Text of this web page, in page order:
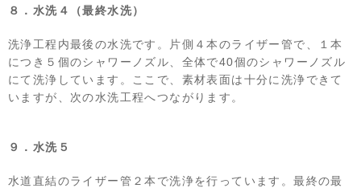
８．水洗４（最終水洗）
洗浄工程内最後の水洗です。片側４本のライザー管で、１本
につき５個のシャワーノズル、全体で40個のシャワーノズル
にて洗浄しています。ここで、素材表面は十分に洗浄できて
いますが、次の水洗工程へつながります。
９．水洗５
水道直結のライザー管２本で洗浄を行っています。最終の最